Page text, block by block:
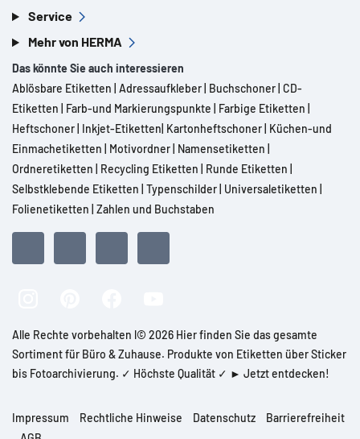
Service
Mehr von HERMA
Das könnte Sie auch interessieren
Ablösbare Etiketten Adressaufkleber Buchschoner CD-
Etiketten
Farb-und Markierungspunkte Farbige Etiketten
Heftschoner Inkjet-Etiketten Kartonheftschoner Küchen-und
Einmachetiketten
Motivordner Namensetiketten
Ordneretiketten
Recycling Etiketten Runde Etiketten
Selbstklebende Etiketten Typenschilder Universaletiketten
Folienetiketten Zahlen und Buchstaben
Alle Rechte vorbehalten l© 2026 Hier finden Sie das gesamte
Sortiment für Büro & Zuhause. Produkte von Etiketten über Sticker
bis Fotoarchivierung. ✓ Höchste Qualität ✓ ► Jetzt entdecken!
Impressum Rechtliche Hinweise Datenschutz
Barrierefreiheit